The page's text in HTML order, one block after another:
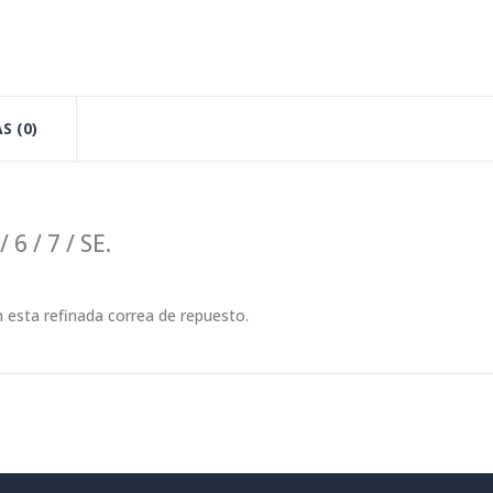
(0)
/ 7 / SE.
esta refinada correa de repuesto.